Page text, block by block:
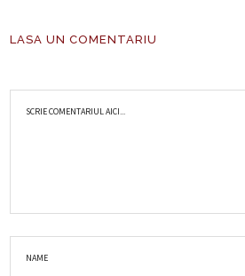
LASA UN COMENTARIU